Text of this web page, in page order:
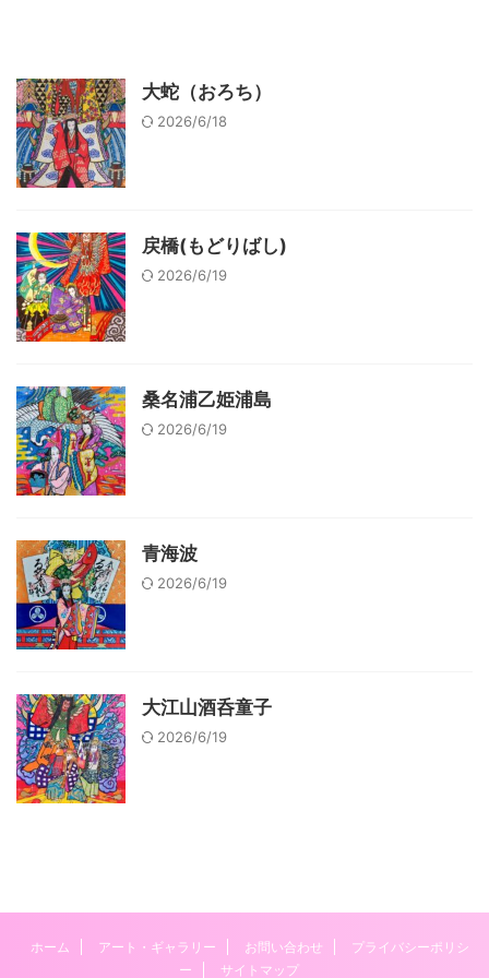
大蛇（おろち）
2026/6/18
戻橋(もどりばし)
2026/6/19
桑名浦乙姫浦島
2026/6/19
青海波
2026/6/19
大江山酒呑童子
2026/6/19
ホーム アート・ギャラリー お問い合わせ
プライバシーポリシ
ー
サイトマップ